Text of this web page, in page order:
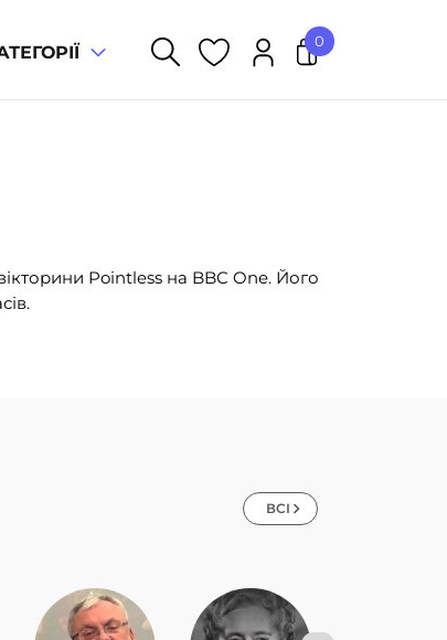
0
У кошику немає товарів.
Pointless на BBC One. Його
ВСІ